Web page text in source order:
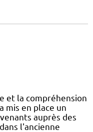
et la compréhension
mis en place un
auprès des
l'ancienne